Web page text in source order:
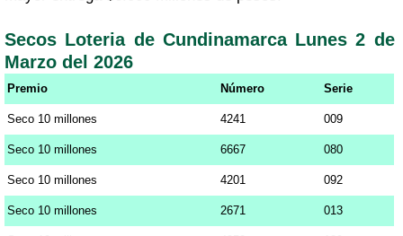
Secos Loteria de Cundinamarca Lunes 2 de
Marzo del 2026
Premio Número Serie
Seco 10 millones 4241 009
Seco 10 millones 6667 080
Seco 10 millones 4201 092
Seco 10 millones 2671 013